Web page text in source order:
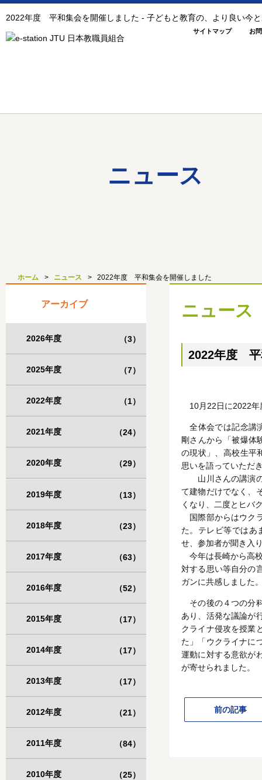
2022年度 平和集会を開催しました - 子どもと教育の、より良い
サイトマップ お
ニュース
ホーム ニュース 2022年度 平和集会を開催しました
ニュース
2022年度 平
10月22日に2022年
全体会では記念講
剛さんから「被爆体
の現状」、高校生平
思いを語っていただ
山川さんの講演の
て建物だけでなく、
くなり、二度とヒバ
国際部からはウク
た。テレビ等ではあ
せ、参加者が聞き入
今年は長崎から高
対する思い等自分の
ガンに共感しました
その後の４つの分
あり、活発な議論が
クライナ侵攻を授業
た」「ウクライナに
運動に対する意欲が
が寄せられました。
前の記事
アーカイブ
2026年度 （3）
2025年度 （7）
2022年度 （1）
2021年度 （24）
2020年度 （29）
2019年度 （13）
2018年度 （23）
2017年度 （63）
2016年度 （52）
2015年度 （17）
2014年度 （17）
2013年度 （17）
2012年度 （21）
2011年度 （84）
2010年度 （25）